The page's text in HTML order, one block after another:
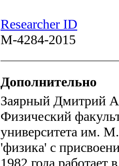
Researcher ID
M-4284-2015
Дополнительно
Заярный Дмитрий
Физический
университета им.
'физика' с
1982 года